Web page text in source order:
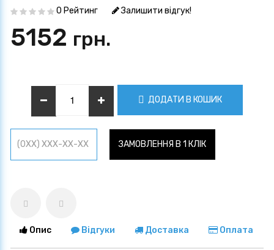
0 Рейтинг Залишити відгук!
5152 грн.
ДОДАТИ В КОШИК
ЗАМОВЛЕННЯ В 1 КЛІК
Опис Відгуки Доставка Оплата